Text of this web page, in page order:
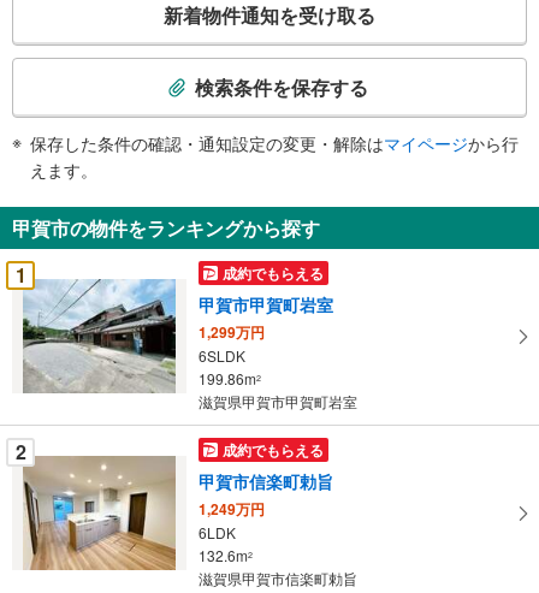
検
知
を
受
け
取
る
・
条
件
を
マ
イ
新着物件通知を受け取る
検索条件を保存する
保存した条件の確認・通知設定の変更・解除はマイページから行
えます。
甲賀市の物件をランキングから探す
1
成約でもらえる
甲賀市甲賀町岩室
1,299万円
6SLDK
199.86m2
滋賀県甲賀市甲賀町岩室
2 成約でもらえる
甲賀市信楽町勅旨
1,249万円
6LDK
132.6m2
滋賀県甲賀市信楽町勅旨